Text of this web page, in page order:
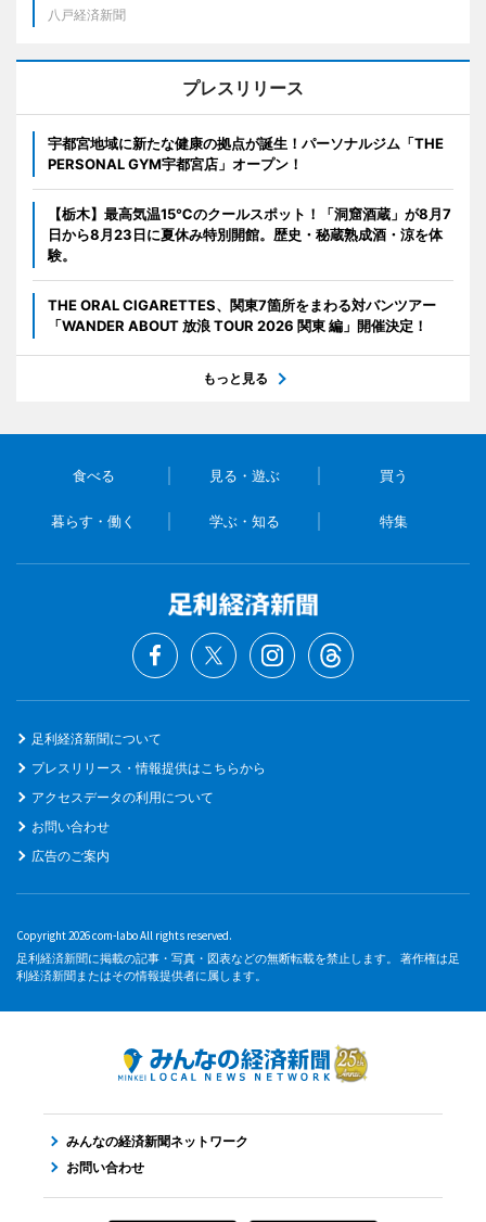
八戸経済新聞
プレスリリース
宇都宮地域に新たな健康の拠点が誕生！パーソナルジム「THE
PERSONAL GYM宇都宮店」オープン！
【栃木】最高気温15℃のクールスポット！「洞窟酒蔵」が8月7
日から8月23日に夏休み特別開館。歴史・秘蔵熟成酒・涼を体
験。
THE ORAL CIGARETTES、関東7箇所をまわる対バンツアー
「WANDER ABOUT 放浪 TOUR 2026 関東 編」開催決定！
もっと見る
食べる 見る・遊ぶ 買う
暮らす・働く 学ぶ・知る 特集
足利経済新聞について
プレスリリース・情報提供はこちらから
アクセスデータの利用について
お問い合わせ
広告のご案内
Copyright 2026 com-labo All rights reserved.
足利経済新聞に掲載の記事・写真・図表などの無断転載を禁止します。 著作権は足
利経済新聞またはその情報提供者に属します。
みんなの経済新聞ネットワーク
お問い合わせ